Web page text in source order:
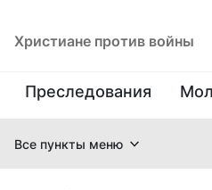
Христиане против войны
Преследования
Все пункты меню